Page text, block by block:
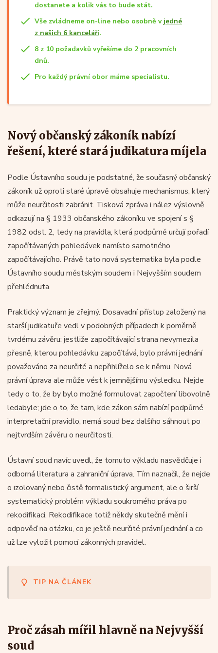
dostanete a kolik vás to bude stát.
Vše zvládneme on-line nebo osobně v jedné
z našich 6 kanceláří.
8 z 10 požadavků vyřešíme do 2 pracovních
dnů.
Pro každý právní obor máme specialistu.
Nový občanský zákoník nabízí
řešení, které stará judikatura míjela
Podle Ústavního soudu je podstatné, že současný občanský
zákoník už oproti staré úpravě obsahuje mechanismus, který
může neurčitosti zabránit. Tisková zpráva i nález výslovně
odkazují na § 1933 občanského zákoníku ve spojení s §
1982 odst. 2, tedy na pravidla, která podpůrně určují pořadí
započítávaných pohledávek namísto samotného
započítávajícího. Právě tato nová systematika byla podle
Ústavního soudu městským soudem i Nejvyšším soudem
přehlédnuta.
Praktický význam je zřejmý. Dosavadní přístup založený na
starší judikatuře vedl v podobných případech k poměrně
tvrdému závěru: jestliže započítávající strana nevymezila
přesně, kterou pohledávku započítává, bylo právní jednání
považováno za neurčité a nepřihlíželo se k němu. Nová
právní úprava ale může vést k jemnějšímu výsledku. Nejde
tedy o to, že by bylo možné formulovat započtení libovolně
ledabyle; jde o to, že tam, kde zákon sám nabízí podpůrné
interpretační pravidlo, nemá soud bez dalšího sáhnout po
nejtvrdším závěru o neurčitosti.
Ústavní soud navíc uvedl, že tomuto výkladu nasvědčuje i
odborná literatura a zahraniční úprava. Tím naznačil, že nejde
o izolovaný nebo čistě formalistický argument, ale o širší
systematický problém výkladu soukromého práva po
rekodifikaci. Rekodifikace totiž někdy skutečně mění i
odpověď na otázku, co je ještě neurčité právní jednání a co
už lze vyložit pomocí zákonných pravidel.
TIP NA ČLÁNEK
Proč zásah mířil hlavně na Nejvyšší
soud